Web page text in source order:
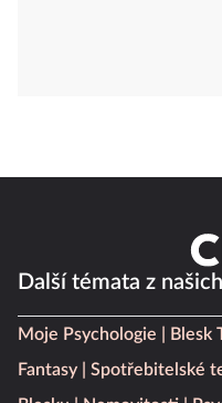
Další témata z
Moje Psychologie Blesk
Fantasy
Spotřebitelské